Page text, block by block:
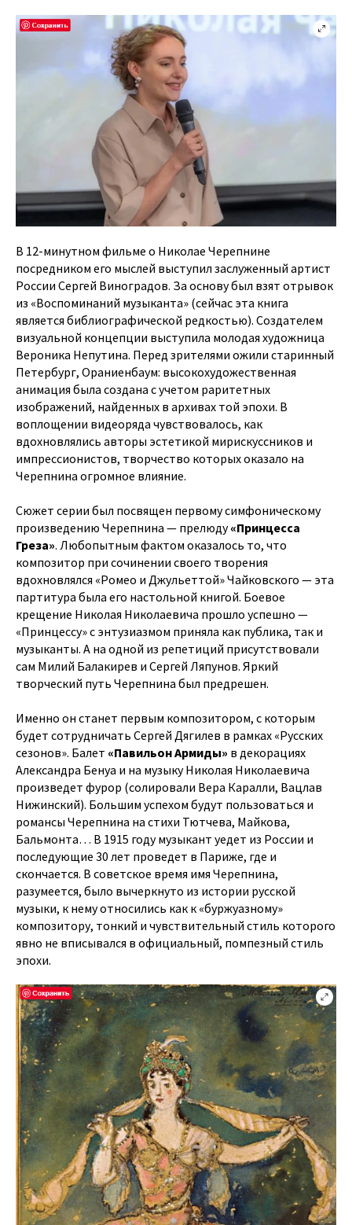
В 12-минутном фильме о Николае Черепнине
посредником его мыслей выступил заслуженный артист
России Сергей Виноградов. За основу был взят отрывок
из «Воспоминаний музыканта» (сейчас эта книга
является библиографической редкостью). Создателем
визуальной концепции выступила молодая художница
Вероника Непутина. Перед зрителями ожили старинный
Петербург, Ораниенбаум: высокохудожественная
анимация была создана с учетом раритетных
изображений, найденных в архивах той эпохи. В
воплощении видеоряда чувствовалось, как
вдохновлялись авторы эстетикой мирискуссников и
импрессионистов, творчество которых оказало на
Черепнина огромное влияние.
Сюжет серии был посвящен первому симфоническому
произведению Черепнина — прелюду«Принцесса
Греза». Любопытным фактом оказалось то, что
композитор при сочинении своего творения
вдохновлялся «Ромео и Джульеттой» Чайковского — эта
партитура была его настольной книгой. Боевое
крещение Николая Николаевича прошло успешно —
«Принцессу» с энтузиазмом приняла как публика, так и
музыканты. А на одной из репетиций присутствовали
сам Милий Балакирев и Сергей Ляпунов. Яркий
творческий путь Черепнина был предрешен.
Именно он станет первым композитором, с которым
будет сотрудничать Сергей Дягилев в рамках «Русских
сезонов». Балет «Павильон Армиды» в декорациях
Александра Бенуа и на музыку Николая Николаевича
произведет фурор (солировали Вера Каралли, Вацлав
Нижинский). Большим успехом будут пользоваться и
романсы Черепнина на стихи Тютчева, Майкова,
Бальмонта… В 1915 году музыкант уедет из России и
последующие 30 лет проведет в Париже, где и
скончается. В советское время имя Черепнина,
разумеется, было вычеркнуто из истории русской
музыки, к нему относились как к «буржуазному»
композитору, тонкий и чувствительный стиль которого
явно не вписывался в официальный, помпезный стиль
эпохи.